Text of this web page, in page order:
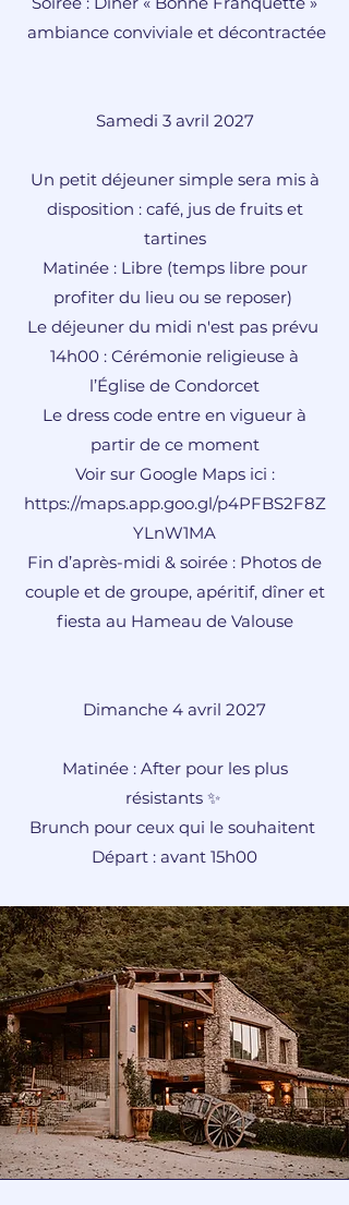
ambiance conviviale et décontractée
Samedi 3 avril 2027
Un petit déjeuner simple sera mis à
disposition : café, jus de fruits et
tartines
Matinée : Libre (temps libre pour
profiter du lieu ou se reposer)
Le déjeuner du midi n'est pas prévu
14h00 : Cérémonie religieuse à
l’Église de Condorcet
Le dress code entre en vigueur à
partir de ce moment
Voir sur Google Maps ici :
https://maps.app.goo.gl/p4PFBS2F8Z
YLnW1MA
Fin d’après-midi & soirée : Photos de
couple et de groupe, apéritif, dîner et
fiesta au Hameau de Valouse
Dimanche 4 avril 2027
Matinée : After pour les plus
résistants ✨
Brunch pour ceux qui le souhaitent
Départ : avant 15h00